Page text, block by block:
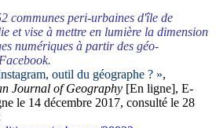
communes peri-urbaines d'île de
et vise à mettre en lumière la dimension
numériques à partir des géo-
outil du géographe ? »,
Journal of Geography [En ligne], E-
le 14 décembre 2017, consulté le 28